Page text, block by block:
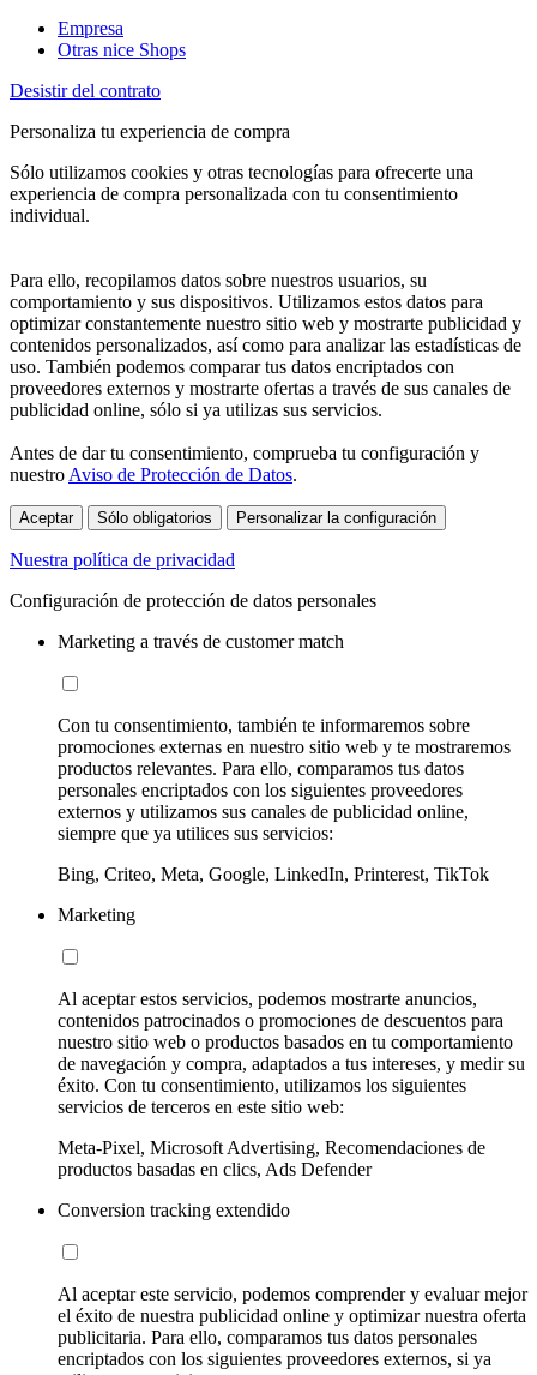
Empresa
Otras nice Shops
Desistir del contrato
Personaliza tu experiencia de compra
Sólo utilizamos cookies y otras tecnologías para ofrecerte una
experiencia de compra personalizada con tu consentimiento
individual.
Para ello, recopilamos datos sobre nuestros usuarios, su
comportamiento y sus dispositivos. Utilizamos estos datos para
optimizar constantemente nuestro sitio web y mostrarte publicidad y
contenidos personalizados, así como para analizar las estadísticas de
uso. También podemos comparar tus datos encriptados con
proveedores externos y mostrarte ofertas a través de sus canales de
publicidad online, sólo si ya utilizas sus servicios.
Antes de dar tu consentimiento, comprueba tu configuración y
nuestro Aviso de Protección de Datos.
Aceptar Sólo obligatorios Personalizar la configuración
Nuestra política de privacidad
Configuración de protección de datos personales
Marketing a través de customer match
Con tu consentimiento, también te informaremos sobre
promociones externas en nuestro sitio web y te mostraremos
productos relevantes. Para ello, comparamos tus datos
personales encriptados con los siguientes proveedores
externos y utilizamos sus canales de publicidad online,
siempre que ya utilices sus servicios:
Bing, Criteo, Meta, Google, LinkedIn, Printerest, TikTok
Marketing
Al aceptar estos servicios, podemos mostrarte anuncios,
contenidos patrocinados o promociones de descuentos para
nuestro sitio web o productos basados en tu comportamiento
de navegación y compra, adaptados a tus intereses, y medir su
éxito. Con tu consentimiento, utilizamos los siguientes
servicios de terceros en este sitio web:
Meta-Pixel, Microsoft Advertising, Recomendaciones de
productos basadas en clics, Ads Defender
Conversion tracking extendido
Al aceptar este servicio, podemos comprender y evaluar mejor
el éxito de nuestra publicidad online y optimizar nuestra oferta
publicitaria. Para ello, comparamos tus datos personales
encriptados con los siguientes proveedores externos, si ya